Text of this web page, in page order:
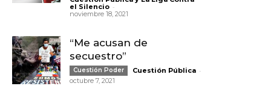
el Silencio -
noviembre 18, 2021
“Me acusan de
secuestro”
Cuestión Poder Cuestión Pública -
octubre 7, 2021